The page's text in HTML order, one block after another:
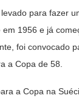
para fazer
1956 e já
foi convocado
a Copa de 58.
a Copa na